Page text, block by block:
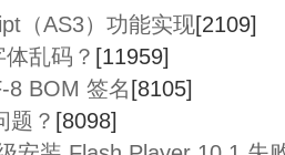
（AS3）功能实现[2109]
乱码？ [11959]
8 BOM 签名 [8105]
题？ [8098]